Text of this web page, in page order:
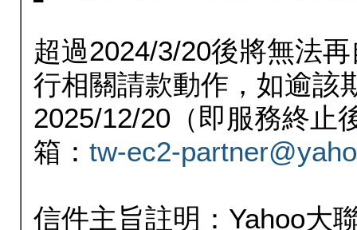
超過2024/3/20後將無法
行相關請款動作，如逾該
2025/12/20（即服務終止
箱： tw-ec2-
信件主旨註明：Yahoo大